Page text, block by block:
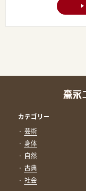
カテゴリー
芸術
身体
自然
古典
社会